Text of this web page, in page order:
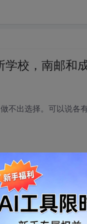
校，南邮和
不出选择。可以说各
转发到动态